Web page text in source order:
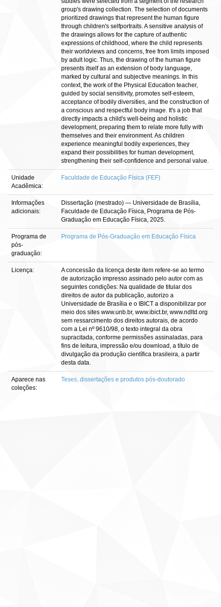
group's drawing collection. The selection of documents
prioritized drawings that represent the human figure
through children's selfportraits. A sensitive analysis of
the drawings allows for the capture of authentic
expressions of childhood, where the child represents
their worldviews and concerns, free from limits imposed
by adult logic. Thus, the drawing of the human figure
presents itself as an extension of body language,
marked by cultural and subjective meanings. In this
context, the work of the Physical Education teacher,
guided by social sensitivity, promotes self-esteem,
acceptance of bodily diversities, and the construction of
a conscious and respectful body image. It's a job that
directly impacts a child's well-being and holistic
development, preparing them to relate more fully with
themselves and their environment. As children
experience meaningful bodily experiences, they
expand their possibilities for human development,
strengthening their self-confidence and personal value.
Unidade
Acadêmica:
Faculdade de Educação Física (FEF)
Informações
adicionais:
Dissertação (mestrado) — Universidade de Brasília,
Faculdade de Educação Física, Programa de Pós-
Graduação em Educação Física, 2025.
Programa de
pós-
graduação:
Programa de Pós-Graduação em Educação Física
Licença:
A concessão da licença deste item refere-se ao termo
de autorização impresso assinado pelo autor com as
seguintes condições: Na qualidade de titular dos
direitos de autor da publicação, autorizo a
Universidade de Brasília e o IBICT a disponibilizar por
meio dos sites www.unb.br, www.ibict.br, www.ndltd.org
sem ressarcimento dos direitos autorais, de acordo
com a Lei nº 9610/98, o texto integral da obra
supracitada, conforme permissões assinaladas, para
fins de leitura, impressão e/ou download, a título de
divulgação da produção científica brasileira, a partir
desta data.
Aparece nas
coleções:
Teses, dissertações e produtos pós-doutorado